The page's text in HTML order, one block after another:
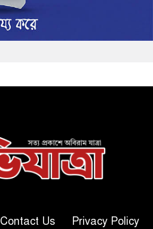
Contact Us
Privacy Policy